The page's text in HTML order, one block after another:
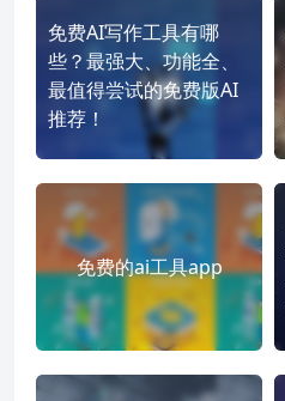
免费AI写作工具有哪
些？最强大、功能全、
最值得尝试的免费版AI
推荐！
免费的ai工具app